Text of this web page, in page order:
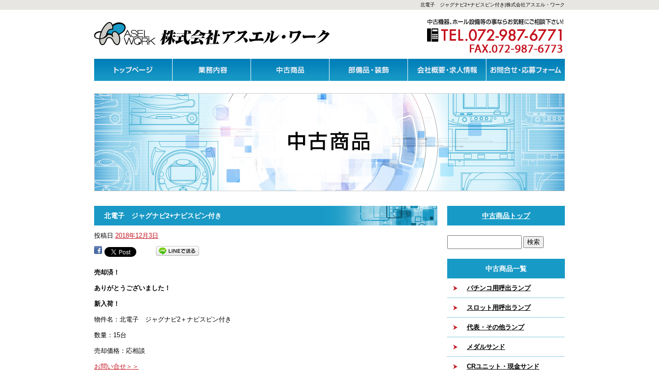
北電子 ジャグナビ2+ナビスピン付き|株式会社アスエル・ワーク
北電子 ジャグナビ2+ナビスピン付き
投稿日 2018年12月3日
売却済！
ありがとうございました！
新入荷！
物件名：北電子 ジャグナビ2＋ナビスピン付き
数量：15台
売却価格：応相談
お問い合せ＞＞
中古商品トップ
中古商品一覧
パチンコ用呼出ランプ
スロット用呼出ランプ
代表・その他ランプ
メダルサンド
CRユニット・現金サンド